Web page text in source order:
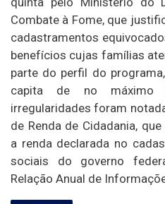
Combate à Fome, que
cadastramentos
benefícios cujas famílias
parte do perfil do
capita de no máximo
irregularidades foram
de Renda de Cidadania,
a renda declarada no
sociais do governo
Relação Anual de